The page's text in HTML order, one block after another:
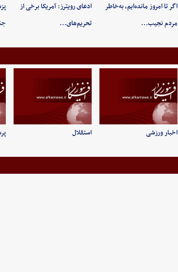
اگر تا امروز مانده‌ایم، به‌خاطر
مردم نجیب…
ادعای رویترز: آمریکا برخی از
تحریم‌های…
اخبار ورزشی استقلال